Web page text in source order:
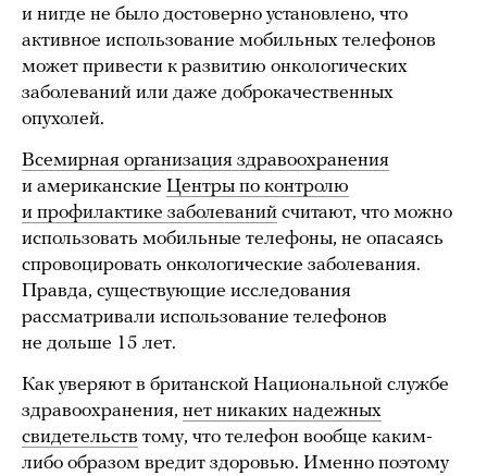
и нигде не было достоверно установлено, что
активное использование мобильных телефонов
может привести к развитию онкологических
заболеваний или даже доброкачественных
опухолей.
Всемирная организация здравоохранения
и американские Центры по контролю
и профилактике заболеваний считают, что можно
использовать мобильные телефоны, не опасаясь
спровоцировать онкологические заболевания.
Правда, существующие исследования
рассматривали использование телефонов
не дольше 15 лет.
Как уверяют в британской Национальной службе
здравоохранения, нет никаких надежных
свидетельств тому, что телефон вообще каким-
либо образом вредит здоровью. Именно поэтому